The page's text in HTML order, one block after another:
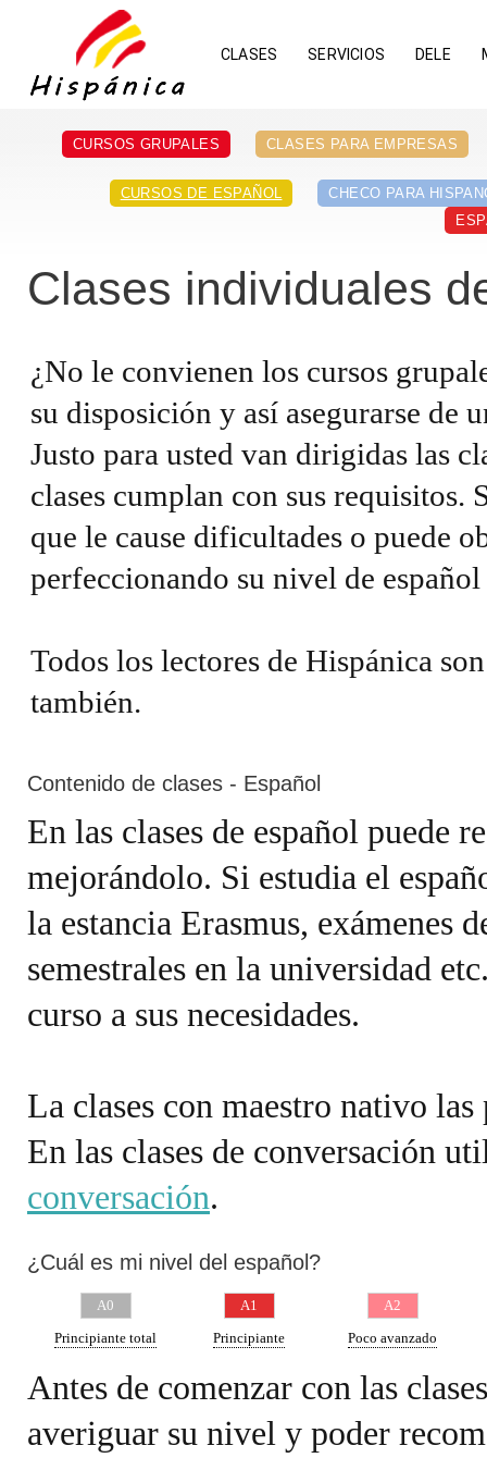
CLASES SERVICIOS DELE
CURSOS GRUPALES CLASES PARA EMPRESAS
CURSOS DE ESPAÑOL
CHECO PARA
Clases individuales
¿No le convienen los cursos
su disposición y así asegurarse de
Justo para usted van dirigidas las
clases cumplan con sus requisitos.
que le cause dificultades o puede
perfeccionando su nivel de
Todos los lectores de Hispánica
también.
Contenido de clases - Español
En las clases de español puede
mejorándolo. Si estudia el
la estancia Erasmus, exámenes
semestrales en la universidad
curso a sus necesidades.
La clases con maestro nativo
En las clases de conversación
conversación.
¿Cuál es mi nivel del español?
A0
Principiante total
A1
Principiante
A2
Poco avanzado
Antes de comenzar con las
averiguar su nivel y poder